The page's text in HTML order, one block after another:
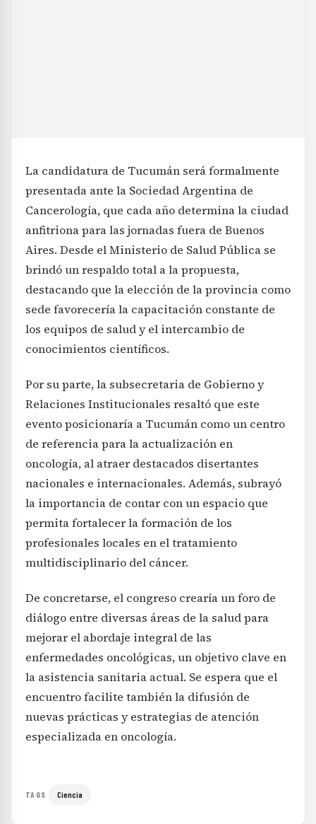
La candidatura de Tucumán será formalmente
presentada ante la Sociedad Argentina de
Cancerología, que cada año determina la ciudad
anfitriona para las jornadas fuera de Buenos
Aires. Desde el Ministerio de Salud Pública se
brindó un respaldo total a la propuesta,
destacando que la elección de la provincia como
sede favorecería la capacitación constante de
los equipos de salud y el intercambio de
conocimientos científicos.
Por su parte, la subsecretaria de Gobierno y
Relaciones Institucionales resaltó que este
evento posicionaría a Tucumán como un centro
de referencia para la actualización en
oncología, al atraer destacados disertantes
nacionales e internacionales. Además, subrayó
la importancia de contar con un espacio que
permita fortalecer la formación de los
profesionales locales en el tratamiento
multidisciplinario del cáncer.
De concretarse, el congreso crearía un foro de
diálogo entre diversas áreas de la salud para
mejorar el abordaje integral de las
enfermedades oncológicas, un objetivo clave en
la asistencia sanitaria actual. Se espera que el
encuentro facilite también la difusión de
nuevas prácticas y estrategias de atención
especializada en oncología.
TAGS Ciencia